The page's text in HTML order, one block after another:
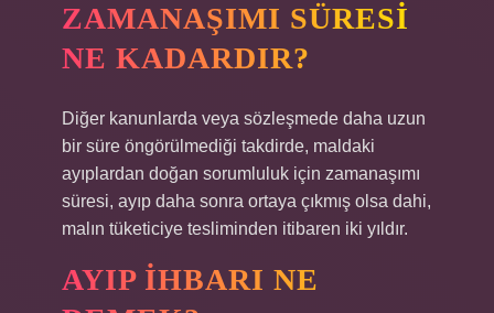
ZAMANAŞIMI SÜRESI
NE KADARDIR?
Diğer kanunlarda veya sözleşmede daha uzun
bir süre öngörülmediği takdirde, maldaki
ayıplardan doğan sorumluluk için zamanaşımı
süresi, ayıp daha sonra ortaya çıkmış olsa dahi,
malın tüketiciye tesliminden itibaren iki yıldır.
AYIP IHBARI NE